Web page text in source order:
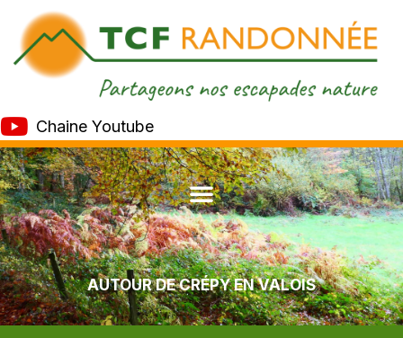
Chaine Youtube
AUTOUR DE CRÉPY EN VALOIS